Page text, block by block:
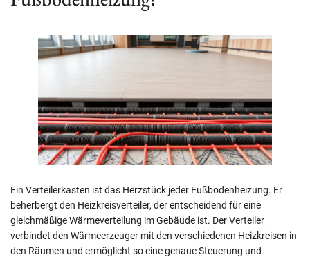
Ein Verteilerkasten ist das Herzstück jeder Fußbodenheizung. Er
beherbergt den Heizkreisverteiler, der entscheidend für eine
gleichmäßige Wärmeverteilung im Gebäude ist. Der Verteiler
verbindet den Wärmeerzeuger mit den verschiedenen Heizkreisen in
den Räumen und ermöglicht so eine genaue Steuerung und